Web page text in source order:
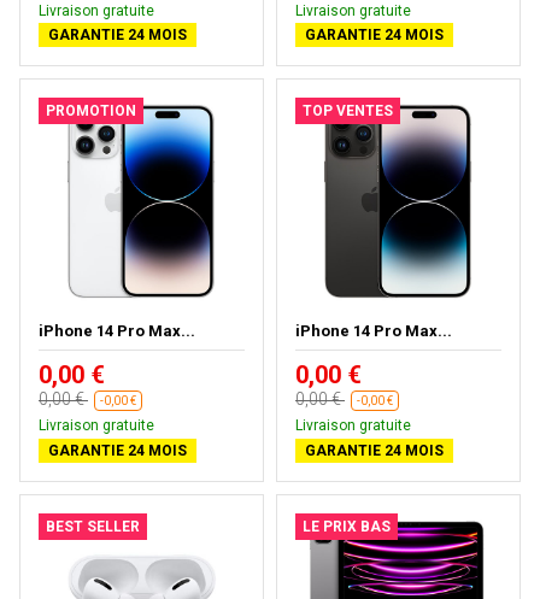
Livraison gratuite
GARANTIE 24 MOIS
Livraison gratuite
GARANTIE 24 MOIS
PROMOTION
iPhone 14 Pro Max...
0,00 €
0,00 € -0,00 €
Livraison gratuite
GARANTIE 24 MOIS
TOP VENTES
iPhone 14 Pro Max...
0,00 €
0,00 € -0,00 €
Livraison gratuite
GARANTIE 24 MOIS
BEST SELLER LE PRIX BAS